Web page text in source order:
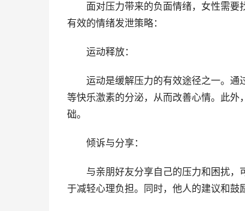
面对压力带来的负面情绪，女性需要
有效的情绪发泄策略：
运动释放：
运动是缓解压力的有效途径之一。通
等快乐激素的分泌，从而改善心情。此
础。
倾诉与分享：
与亲朋好友分享自己的压力和困扰，
于减轻心理负担。同时，他人的建议和鼓